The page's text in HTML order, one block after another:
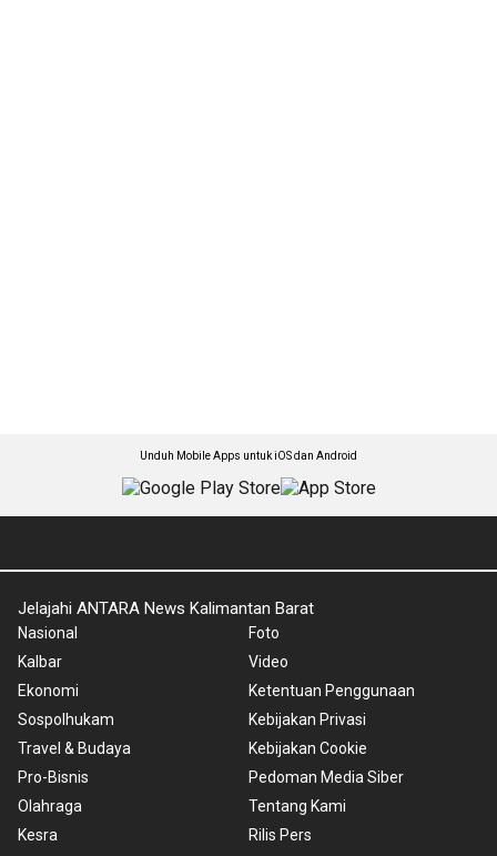
Unduh Mobile Apps untuk iOS dan Android
Jelajahi ANTARA News Kalimantan Barat
Nasional
Kalbar
Ekonomi
Sospolhukam
Travel & Budaya
Pro-Bisnis
Olahraga
Kesra
Foto
Video
Ketentuan Penggunaan
Kebijakan Privasi
Kebijakan Cookie
Pedoman Media Siber
Tentang Kami
Rilis Pers